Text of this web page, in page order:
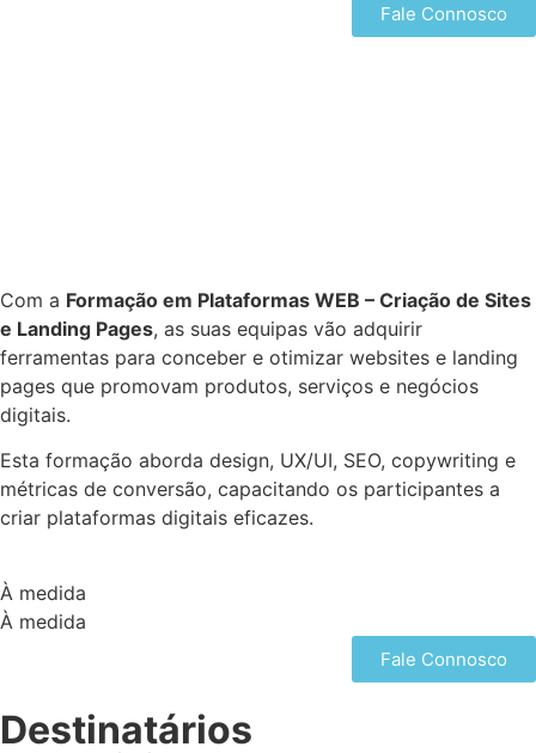
Fale Connosco
Com a Formação em Plataformas WEB – Criação de Sites
e Landing Pages, as suas equipas vão adquirir
ferramentas para conceber e otimizar websites e landing
pages que promovam produtos, serviços e negócios
digitais.
Esta formação aborda design, UX/UI, SEO, copywriting e
métricas de conversão, capacitando os participantes a
criar plataformas digitais eficazes.
À medida
À medida
Fale Connosco
Destinatários